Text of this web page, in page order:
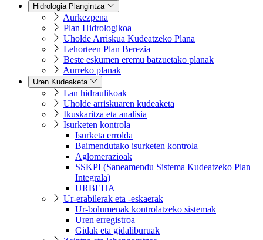
Hidrologia Plangintza
Aurkezpena
Plan Hidrologikoa
Uholde Arriskua Kudeatzeko Plana
Lehorteen Plan Berezia
Beste eskumen eremu batzuetako planak
Aurreko planak
Uren Kudeaketa
Lan hidraulikoak
Uholde arriskuaren kudeaketa
Ikuskaritza eta analisia
Isurketen kontrola
Isurketa errolda
Baimendutako isurketen kontrola
Aglomerazioak
SSKPI (Saneamendu Sistema Kudeatzeko Plan
Integrala)
URBEHA
Ur-erabilerak eta -eskaerak
Ur-bolumenak kontrolatzeko sistemak
Uren erregistroa
Gidak eta gidaliburuak